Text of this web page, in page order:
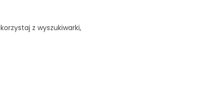
z wyszukiwarki,